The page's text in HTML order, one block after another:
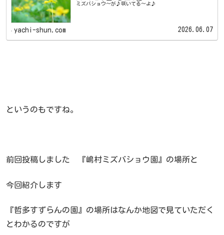
ミズバショウ～が♪咲いてる～よ♪
yachi-shun.com 2026.06.07
というのもですね。
前回投稿しました 『嶋村ミズバショウ園』の場所と
今回紹介します
『哲多すずらんの園』の場所はなんか地図で見ていただく
とわかるのですが